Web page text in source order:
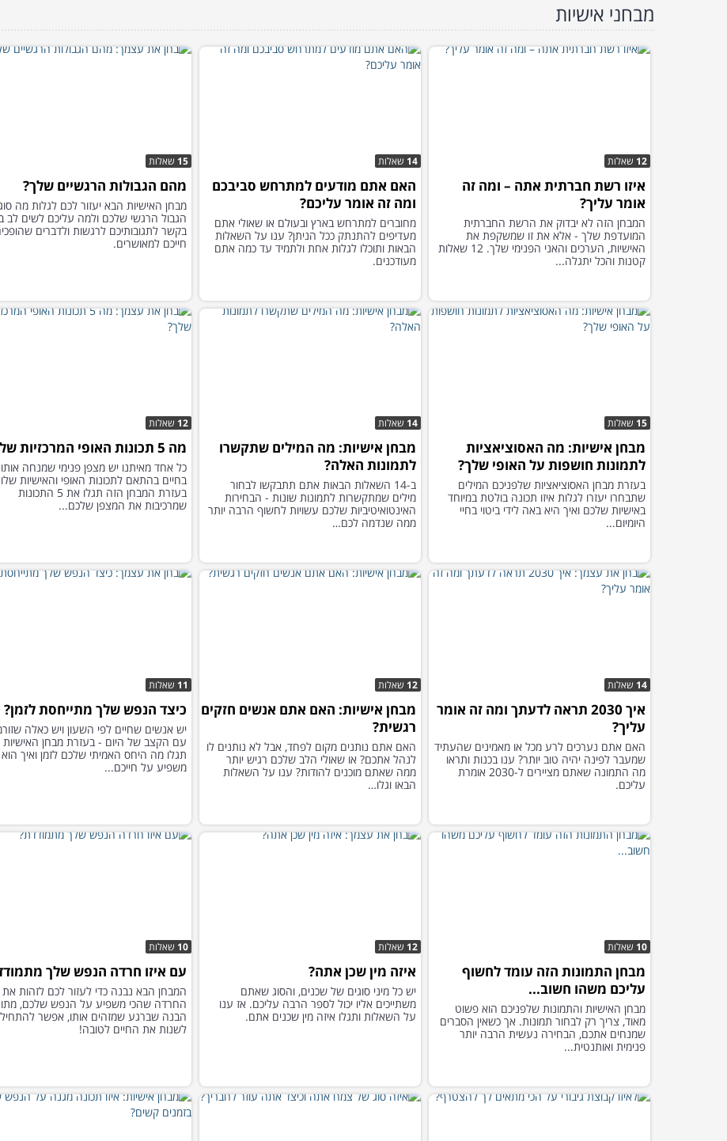
מבחני אישיות
12 שאלות
איזו רשת חברתית אתה – ומה זה
אומר עליך?
המבחן הזה לא יבדוק את הרשת החברתית
המועדפת שלך - אלא את זו שמשקפת את
האישיות, הערכים והאני הפנימי שלך. 12 שאלות
קטנות והכל יתגלה...
14 שאלות
האם אתם מודעים למתרחש סביבכם
ומה זה אומר עליכם?
מחוברים למתרחש בארץ ובעולם או שאולי אתם
מעדיפים להתנתק ככל הניתן? ענו על השאלות
הבאות ותוכלו לגלות אחת ולתמיד עד כמה אתם
מעודכנים.
15 שאלות
מהם הגבולות הרגשיים שלך?
מבחן האישיות הבא יעזור לכם לגלות מה
הגבול הרגשי שלכם ולמה עליכם לשים לב
בקשר לתגובותיכם לרגשות ולדברים
חייכם למאושרים.
15 שאלות
מבחן אישיות: מה האסוציאציות
לתמונות חושפות על האופי שלך?
בעזרת מבחן האסוציאציות שלפניכם המילים
שתבחרו יעזרו לגלות איזו תכונה בולטת במיוחד
באישיות שלכם ואיך היא באה לידי ביטוי בחיי
היומיום...
14 שאלות
מבחן אישיות: מה המילים שתקשרו
לתמונות האלה?
ב-14 השאלות הבאות אתם תתבקשו לבחור
מילים שמתקשרות לתמונות שונות - הבחירות
האינטואיטיביות שלכם עשויות לחשוף הרבה יותר
ממה שנדמה לכם…
12 שאלות
מה 5 תכונות האופי המרכזיות שלך?
כל אחד מאיתנו יש מצפן פנימי שמנחה אותו
בחיים בהתאם לתכונות האופי והאישיות
בעזרת המבחן הזה תגלו את 5 התכונות
שמרכיבות את המצפן שלכם...
14 שאלות
איך 2030 תראה לדעתך ומה זה אומר
עליך?
האם אתם נערכים לרע מכל או מאמינים שהעתיד
שמעבר לפינה יהיה טוב יותר? ענו בכנות ותראו
מה התמונה שאתם מציירים ל-2030 אומרת
עליכם.
12 שאלות
מבחן אישיות: האם אתם אנשים חזקים
רגשית?
האם אתם נותנים מקום לפחד, אבל לא נותנים לו
לנהל אתכם? או שאולי הלב שלכם רגיש יותר
ממה שאתם מוכנים להודות? ענו על השאלות
הבאו וגלו…
11 שאלות
כיצד הנפש שלך מתייחסת לזמן?
יש אנשים שחיים לפי השעון ויש כאלה
עם הקצב של היום - בעזרת מבחן
תגלו מה היחס האמיתי שלכם לזמן ואיך הוא
משפיע על חייכם...
10 שאלות
מבחן התמונות הזה עומד לחשוף
עליכם משהו חשוב...
מבחן האישיות והתמונות שלפניכם הוא פשוט
מאוד, צריך רק לבחור תמונות. אך כשאין הסברים
שמנחים אתכם, הבחירה נעשית הרבה יותר
פנימית ואותנטית...
12 שאלות
איזה מין שכן אתה?
יש כל מיני סוגים של שכנים, והסוג שאתם
משתייכים אליו יכול לספר הרבה עליכם. אז ענו
על השאלות ותגלו איזה מין שכנים אתם.
10 שאלות
עם איזו חרדה הנפש שלך
המבחן הבא נבנה כדי לעזור לכם לזהות את
החרדה שהכי משפיע על הנפש שלכם,
הבנה שברגע שמזהים אותו, אפשר להתחיל
לשנות את החיים לטובה!